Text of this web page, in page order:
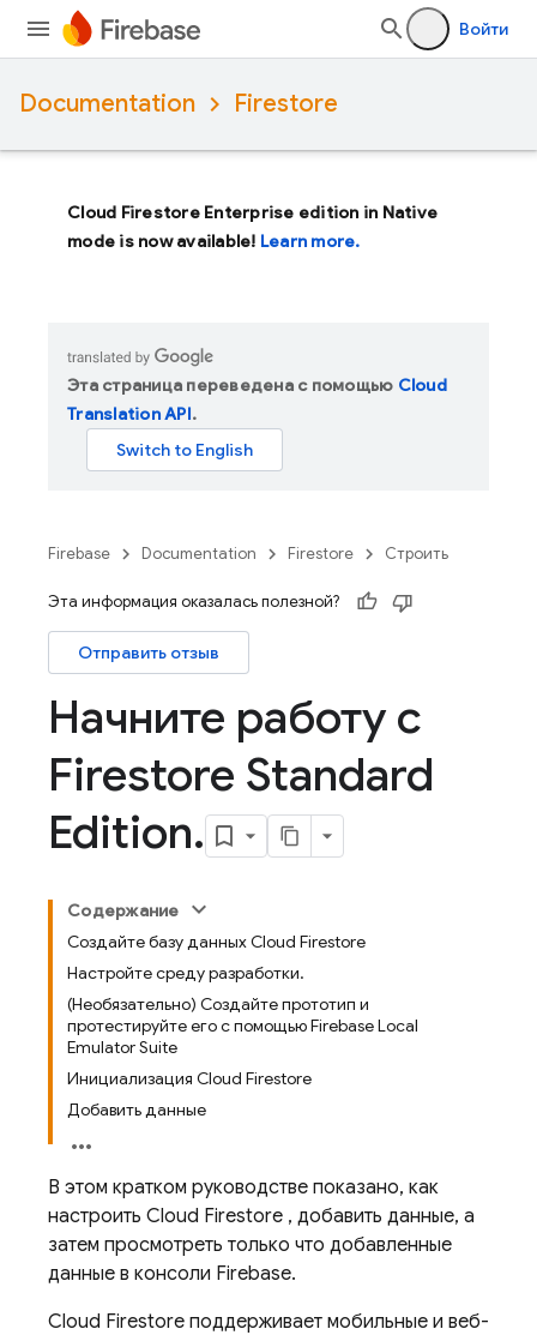
Войти
Documentation Firestore
Cloud Firestore Enterprise edition in Native
mode is now available! Learn more.
Эта страница переведена с помощью Cloud
Translation API.
Firebase Documentation Firestore Строить
Эта информация оказалась полезной?
Отправить отзыв
Начните работу с
Firestore Standard
Edition.
Содержание
Создайте базу данных Cloud Firestore
Настройте среду разработки.
(Необязательно) Создайте прототип и
протестируйте его с помощью Firebase Local
Emulator Suite
Инициализация Cloud Firestore
Добавить данные
В этом кратком руководстве показано, как
настроить Cloud Firestore , добавить данные, а
затем просмотреть только что добавленные
данные в консоли Firebase.
Cloud Firestore поддерживает мобильные и веб-